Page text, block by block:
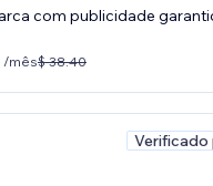
com publicidade
/mês$ 38.40
Verificado